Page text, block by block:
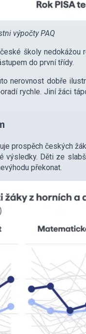
výpočty PAQ
školy
do první třídy.
nerovnost dobře
rychle. Jiní žáci
prospěch českých
výsledky. Děti ze
překonat.